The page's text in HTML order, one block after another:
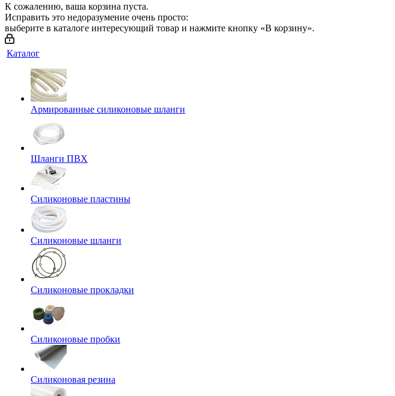
К сожалению, ваша корзина пуста.
Исправить это недоразумение очень просто:
выберите в каталоге интересующий товар и нажмите кнопку «В корзину».
Каталог
Армированные силиконовые шланги
Шланги ПВХ
Силиконовые пластины
Силиконовые шланги
Силиконовые прокладки
Силиконовые пробки
Силиконовая резина